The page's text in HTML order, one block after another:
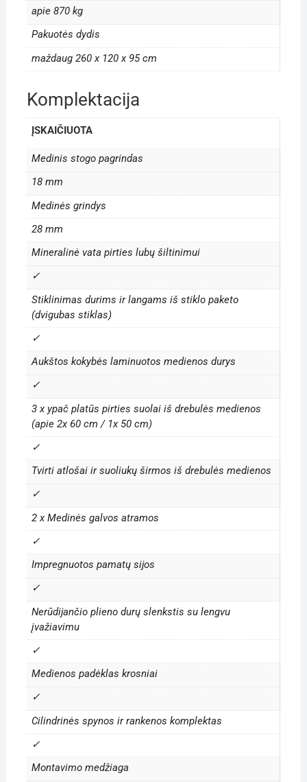
apie 870 kg
Pakuotės dydis
maždaug 260 x 120 x 95 cm
Komplektacija
ĮSKAIČIUOTA
Medinis stogo pagrindas
18 mm
Medinės grindys
28 mm
Mineralinė vata pirties lubų šiltinimui
✓
Stiklinimas durims ir langams iš stiklo paketo
(dvigubas stiklas)
✓
Aukštos kokybės laminuotos medienos durys
✓
3 x ypač platūs pirties suolai iš drebulės medienos
(apie 2x 60 cm / 1x 50 cm)
✓
Tvirti atlošai ir suoliukų širmos iš drebulės medienos
✓
2 x Medinės galvos atramos
✓
Impregnuotos pamatų sijos
✓
Nerūdijančio plieno durų slenkstis su lengvu
įvažiavimu
✓
Medienos padėklas krosniai
✓
Cilindrinės spynos ir rankenos komplektas
✓
Montavimo medžiaga